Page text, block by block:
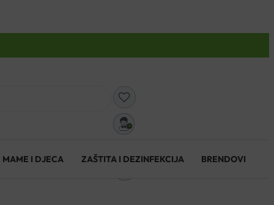
MAME I DJECA ZAŠTITA I DEZINFEKCIJA BRENDOVI